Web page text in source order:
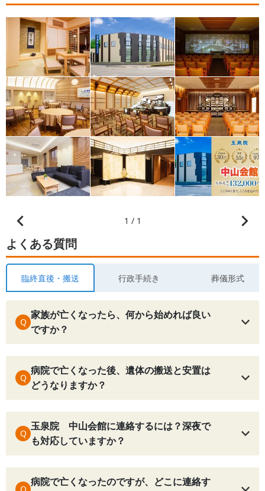
1 / 1
よくある質問
臨終直後・搬送 行政手続き 葬儀形式
Q
家族が亡くなったら、何から始めれば良い
ですか？
Q
病院で亡くなった後、遺体の搬送と安置は
どうなりますか？
Q
玉泉院 中山会館に連絡するには？深夜で
も対応していますか？
Q
病院で亡くなったのですが、どこに連絡す